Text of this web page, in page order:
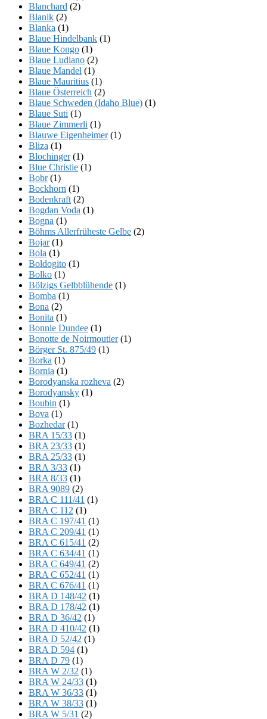
Blanchard (2)
Blanik (2)
Blanka (1)
Blaue Hindelbank (1)
Blaue Kongo (1)
Blaue Ludiano (2)
Blaue Mandel (1)
Blaue Mauritius (1)
Blaue Österreich (2)
Blaue Schweden (Idaho Blue) (1)
Blaue Suti (1)
Blaue Zimmerli (1)
Blauwe Eigenheimer(1)
Bliza (1)
Blochinger(1)
Blue Christie (1)
Bobr(1)
Bockhorn (1)
Bodenkraft (2)
Bogdan Voda (1)
Bogna (1)
Böhms Allerfrüheste Gelbe (2)
Bojar(1)
Bola (1)
Boldogito (1)
Bolko (1)
Bölzigs Gelbblühende (1)
Bomba (1)
Bona (2)
Bonita (1)
Bonnie Dundee (1)
Bonotte de Noirmoutier(1)
Börger St. 875/49 (1)
Borka (1)
Bornia (1)
Borodyanska rozheva (2)
Borodyansky (1)
Boubin (1)
Bova (1)
Bozhedar(1)
BRA 15/33 (1)
BRA 23/33 (1)
BRA 25/33 (1)
BRA 3/33 (1)
BRA 8/33 (1)
BRA 9089 (2)
BRA C 111/41 (1)
BRA C 112 (1)
BRA C 197/41 (1)
BRA C 209/41 (1)
BRA C 615/41 (2)
BRA C 634/41 (1)
BRA C 649/41 (2)
BRA C 652/41 (1)
BRA C 676/41 (1)
BRA D 148/42 (1)
BRA D 178/42 (1)
BRA D 36/42 (1)
BRA D 410/42 (1)
BRA D 52/42 (1)
BRA D 594 (1)
BRA D 79 (1)
BRA W 2/32 (1)
BRA W 24/33 (1)
BRA W 36/33 (1)
BRA W 38/33 (1)
BRA W 5/31 (2)